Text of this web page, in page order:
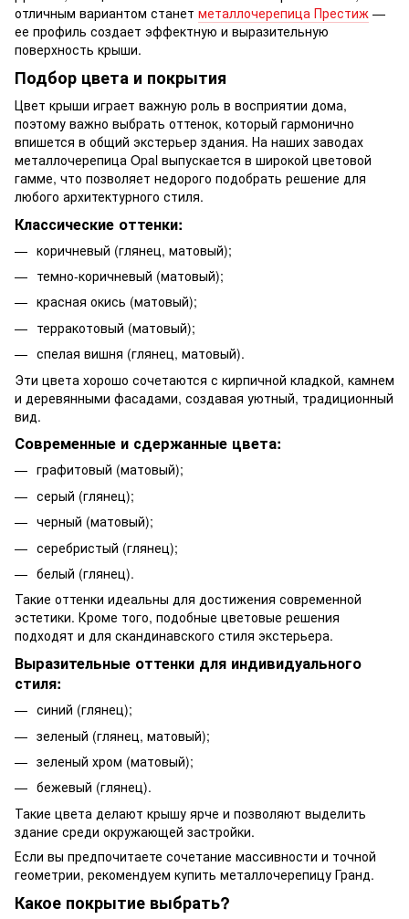
отличным вариантом станет металлочерепица Престиж —
ее профиль создает эффектную и выразительную
поверхность крыши.
Подбор цвета и покрытия
Цвет крыши играет важную роль в восприятии дома,
поэтому важно выбрать оттенок, который гармонично
впишется в общий экстерьер здания. На наших заводах
металлочерепица Opal выпускается в широкой цветовой
гамме, что позволяет недорого подобрать решение для
любого архитектурного стиля.
Классические оттенки:
коричневый (глянец, матовый);
темно-коричневый (матовый);
красная окись (матовый);
терракотовый (матовый);
спелая вишня (глянец, матовый).
Эти цвета хорошо сочетаются с кирпичной кладкой, камнем
и деревянными фасадами, создавая уютный, традиционный
вид.
Современные и сдержанные цвета:
графитовый (матовый);
серый (глянец);
черный (матовый);
серебристый (глянец);
белый (глянец).
Такие оттенки идеальны для достижения современной
эстетики. Кроме того, подобные цветовые решения
подходят и для скандинавского стиля экстерьера.
Выразительные оттенки для индивидуального
стиля:
синий (глянец);
зеленый (глянец, матовый);
зеленый хром (матовый);
бежевый (глянец).
Такие цвета делают крышу ярче и позволяют выделить
здание среди окружающей застройки.
Если вы предпочитаете сочетание массивности и точной
геометрии, рекомендуем купить металлочерепицу Гранд.
Какое покрытие выбрать?